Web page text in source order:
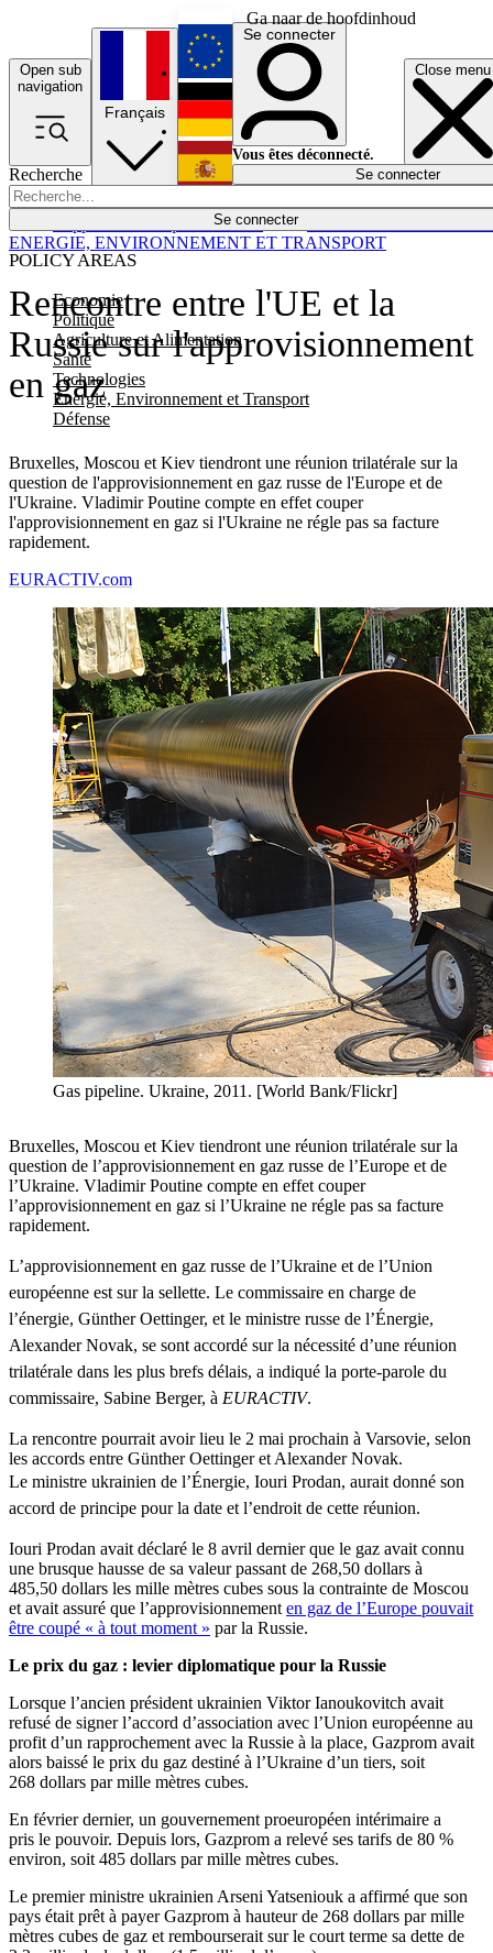
Ga naar de hoofdinhoud
Open sub
navigation
Close menu
Recherche
Se connecter
POLICY AREAS
Economie
Politique
Agriculture et Alimentation
Santé
Technologies
Energie, Environnement et Transport
Défense
Économie
Français
English
Deutsch
Español
Se connecter
Vous êtes déconnecté.
Se connecter
Rencontre entre l'UE et la
Russie sur l'approvisionnement
en gaz
Bruxelles, Moscou et Kiev tiendront une réunion trilatérale sur la
question de l'approvisionnement en gaz russe de l'Europe et de
l'Ukraine. Vladimir Poutine compte en effet couper
l'approvisionnement en gaz si l'Ukraine ne régle pas sa facture
rapidement.
ENERGIE, ENVIRONNEMENT ET TRANSPORT
EURACTIV.com
Gas pipeline. Ukraine, 2011. [World Bank/Flickr]
Bruxelles, Moscou et Kiev tiendront une réunion trilatérale sur la
question de l’approvisionnement en gaz russe de l’Europe et de
l’Ukraine. Vladimir Poutine compte en effet couper
l’approvisionnement en gaz si l’Ukraine ne régle pas sa facture
rapidement.
L’approvisionnement en gaz russe de l’Ukraine et de l’Union
européenne est sur la sellette. Le commissaire en charge de
l’énergie, Günther Oettinger, et le ministre russe de l’Énergie,
Alexander Novak, se sont accordé surla nécessité d’une réunion
trilatérale dans les plus brefs délais, a indiqué la porte-parole du
commissaire, Sabine Berger, à EURACTIV.
La rencontre pourrait avoir lieu le 2 mai prochain à Varsovie, selon
les accords entre Günther Oettinger et Alexander Novak.
Le ministre ukrainien de l’Énergie, Iouri Prodan, aurait donné son
accord de principe pour la date et l’endroit de cette réunion.
Iouri Prodan avait déclaré le 8 avril dernier que le gaz avait connu
une brusque hausse de sa valeur passant de 268,50 dollars à
485,50 dollars les mille mètres cubes sous la contrainte de Moscou
et avait assuré que l’approvisionnement en gaz de l’Europe pouvait
être coupé « à tout moment » par la Russie.
Le prix du gaz : levier diplomatique pour la Russie
Lorsque l’ancien président ukrainien Viktor Ianoukovitch avait
refusé de signer l’accord d’association avec l’Union européenne au
profit d’un rapprochement avec la Russie à la place, Gazprom avait
alors baissé le prix du gaz destiné à l’Ukraine d’un tiers, soit
268 dollars par mille mètres cubes.
En février dernier, un gouvernement proeuropéen intérimaire a
pris le pouvoir. Depuis lors, Gazprom a relevé ses tarifs de 80 %
environ, soit 485 dollars par mille mètres cubes.
Le premier ministre ukrainien Arseni Yatseniouk a affirmé que son
pays était prêt à payer Gazprom à hauteur de 268 dollars par mille
mètres cubes de gaz et rembourserait sur le court terme sa dette de